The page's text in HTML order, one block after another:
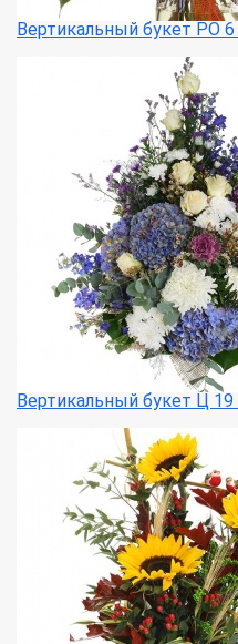
Вертикальный букет РО
Вертикальный букет Ц